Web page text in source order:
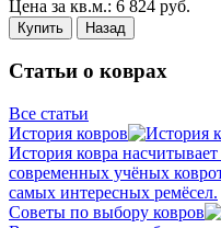
Цена за кв.м.: 6 824 руб.
Купить Назад
Статьи о коврах
Все статьи
История ковров
История ковра
современных учёных
самых интересных ремёсел.
Советы по выбору ковров